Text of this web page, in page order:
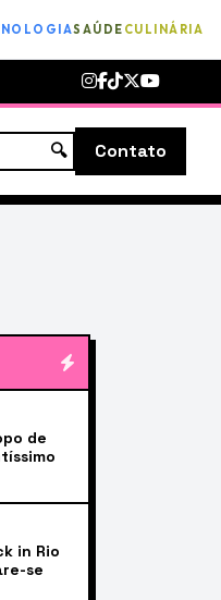
SAÚDE CULINÁRIA
🔍 Contato
de
in Rio
se